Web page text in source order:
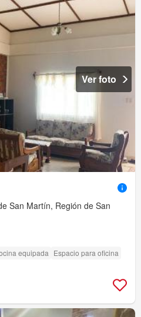
Ver foto
San Martín, Región de San
equipada Espacio para oficina